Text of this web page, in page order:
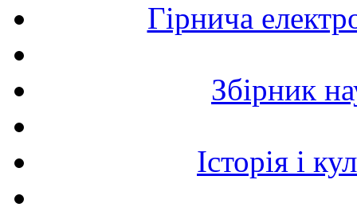
Гірнича
Збірник
Історія і